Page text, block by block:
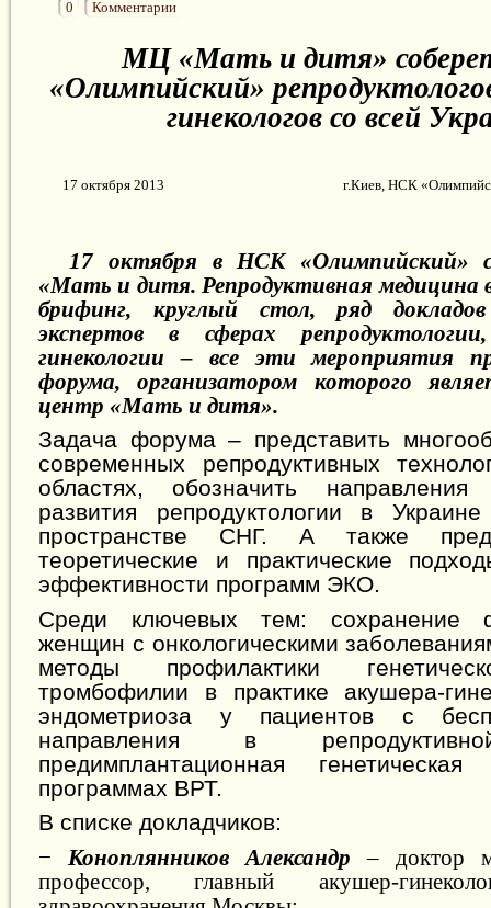
0 Комментарии
МЦ «Мать и дитя»
«Олимпийский»
гинекологов со всей
17 октября 2013 г.Киев, НСК
17 октября в НСК «Олимпийский»
«Мать и дитя. Репродуктивная медицина
брифинг, круглый стол, ряд
экспертов в сферах
гинекологии – все эти мероприятия
форума, организатором которого
центр «Мать и дитя».
Задача форума– представить
современных репродуктивных
областях, обозначить
развития репродуктологии в
пространстве СНГ. А также
теоретические и практические
эффективности программ ЭКО.
Среди ключевых тем: сохранение
женщин с онкологическими
методы профилактики
тромбофилии в практике акушера-
эндометриоза у пациентов с
направления в
предимплантационная
программах ВРТ.
В списке докладчиков:
− Коноплянников Александр – доктор
профессор, главный акушер-